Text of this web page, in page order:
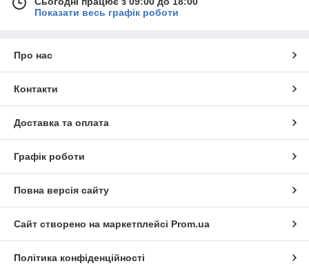
Показати весь графік роботи
Про нас
Контакти
Доставка та оплата
Графік роботи
Повна версія сайту
Сайт створено на маркетплейсі Prom.ua
Політика конфіденційності